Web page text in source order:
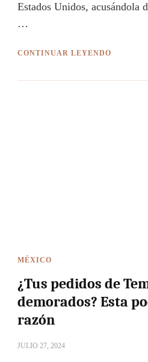
Estados Unidos, acusándola
…
CONTINUAR LEYENDO
MÉXICO
¿Tus pedidos de
demorados? Esta
razón
JULIO 27, 2024